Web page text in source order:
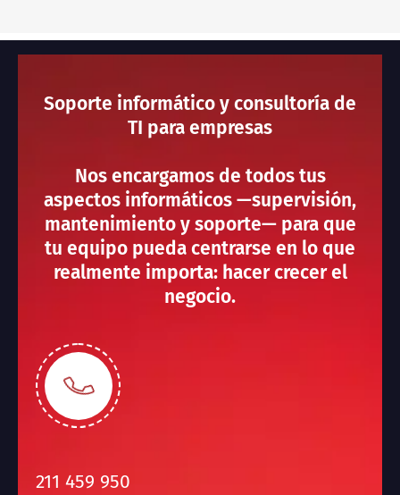
Soporte informático y consultoría de
TI para empresas
Nos encargamos de todos tus
aspectos informáticos —supervisión,
mantenimiento y soporte— para que
tu equipo pueda centrarse en lo que
realmente importa: hacer crecer el
negocio.
211 459 950